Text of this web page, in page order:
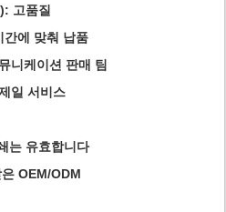
고품질
간에 맞춰 납품
니케이션 판매 팀
일 서비스
는 유효합니다
OEM/ODM